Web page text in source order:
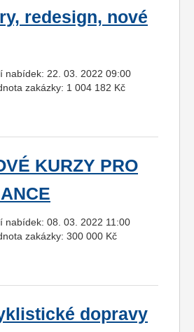
redesign, nové
nabídek: 22. 03. 2022 09:00
zakázky: 1 004 182 Kč
KURZY PRO
nabídek: 08. 03. 2022 11:00
zakázky: 300 000 Kč
dopravy